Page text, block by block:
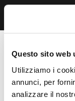
Questo sito web
Utilizziamo i
annunci, per
analizzare il